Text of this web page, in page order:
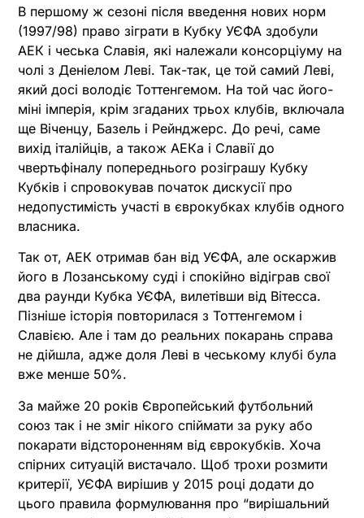
В першому ж сезоні після введення нових норм
(1997/98) право зіграти в Кубку УЄФА здобули
АЕК і чеська Славія, які належали консорціуму на
чолі з Деніелом Леві. Так-так, це той самий Леві,
який досі володіє Тоттенгемом. На той час його-
міні імперія, крім згаданих трьох клубів, включала
ще Віченцу, Базель і Рейнджерс. До речі, саме
вихід італійців, а також АЕКа і Славії до
чвертьфіналу попереднього розіграшу Кубку
Кубків і спровокував початок дискусії про
недопустимість участі в єврокубках клубів одного
власника.
Так от, АЕК отримав бан від УЄФА, але оскаржив
його в Лозанському суді і спокійно відіграв свої
два раунди Кубка УЄФА, вилетівши від Вітесса.
Пізніше історія повторилася з Тоттенгемом і
Славією. Але і там до реальних покарань справа
не дійшла, адже доля Леві в чеському клубі була
вже менше 50%.
За майже 20 років Європейський футбольний
союз так і не зміг нікого спіймати за руку або
покарати відстороненням від єврокубків. Хоча
спірних ситуацій вистачало. Щоб трохи розмити
критерії, УЄФА вирішив у 2015 році додати до
цього правила формулювання про “вирішальний